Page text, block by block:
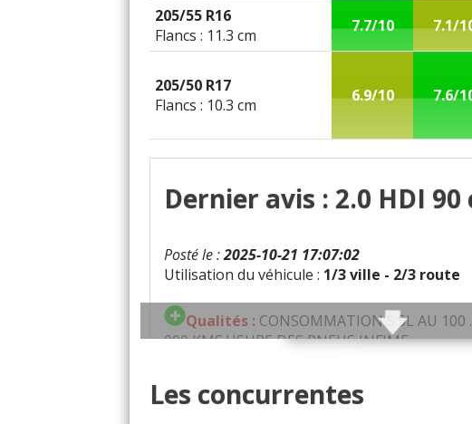
205/55 R16
Flancs : 11.3 cm
7.7/10 7.1/
205/50 R17
Flancs : 10.3 cm
6.9/10 7.6/
Dernier avis : 2.0 HDI 90
Posté le :2025-10-21 17:07:02
Utilisation du véhicule : 1/3 ville - 2/3 route
Qualités : CONSOMMATION 5.5L AU 100
000 KMS.USURE DES PNEUS INFIME.
MOTEUR.EGALEMENT AU NIVEAU
Les concurrentes